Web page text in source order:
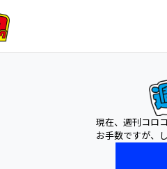
現在、週刊コロ
お手数ですが、